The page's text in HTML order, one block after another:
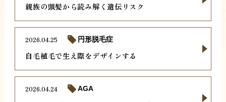
親族の頭髪から読み解く遺伝リスク
自毛植毛で生え際をデザインする
2026.04.25 円形脱毛症
2026.04.24 AGA